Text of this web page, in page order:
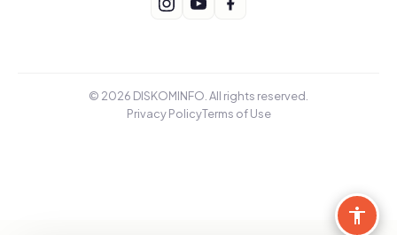
© 2026 DISKOMINFO. All rights reserved.
Privacy PolicyTerms of Use